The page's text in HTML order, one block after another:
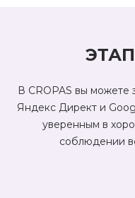
В CROPAS вы можете
Яндекс Директ и
уверенным в
соблюдении